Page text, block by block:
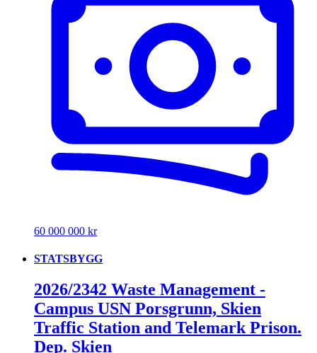
60 000 000 kr
STATSBYGG
2026/2342 Waste Management -
Campus USN Porsgrunn, Skien
Traffic Station and Telemark Prison.
Dep. Skien